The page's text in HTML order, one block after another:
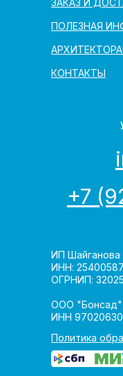
КОНТАКТЫ
ПОЛЕЗНАЯ
ЗАКАЗ И
Политика
ИП Шайганова
ИНН:
ОГРНИП:
ООО "Бонсад"
ИНН
+7